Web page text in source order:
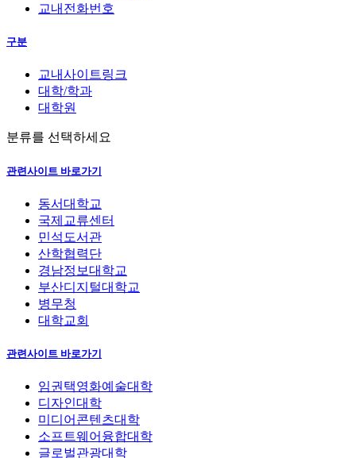
교내전화번호
구분
교내사이트링크
대학/학과
대학원
분류를 선택하세요
관련사이트 바로가기
동서대학교
국제교류센터
민석도서관
산학협력단
경남정보대학교
부산디지털대학교
병무청
대학교회
관련사이트 바로가기
임권택영화예술대학
디자인대학
미디어콘텐츠대학
소프트웨어융합대학
글로벌관광대학